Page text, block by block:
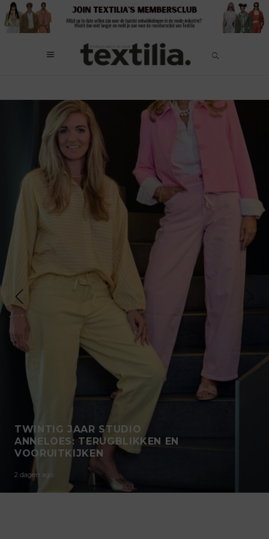
TWINTIG JAAR STUDIO
ANNELOES: TERUGBLIKKEN EN
VOORUITKIJKEN
2 dagen ago